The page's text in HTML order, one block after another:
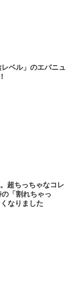
ベル」のエバニュ
超ちっちゃなコレ
「割れちゃっ
なりました